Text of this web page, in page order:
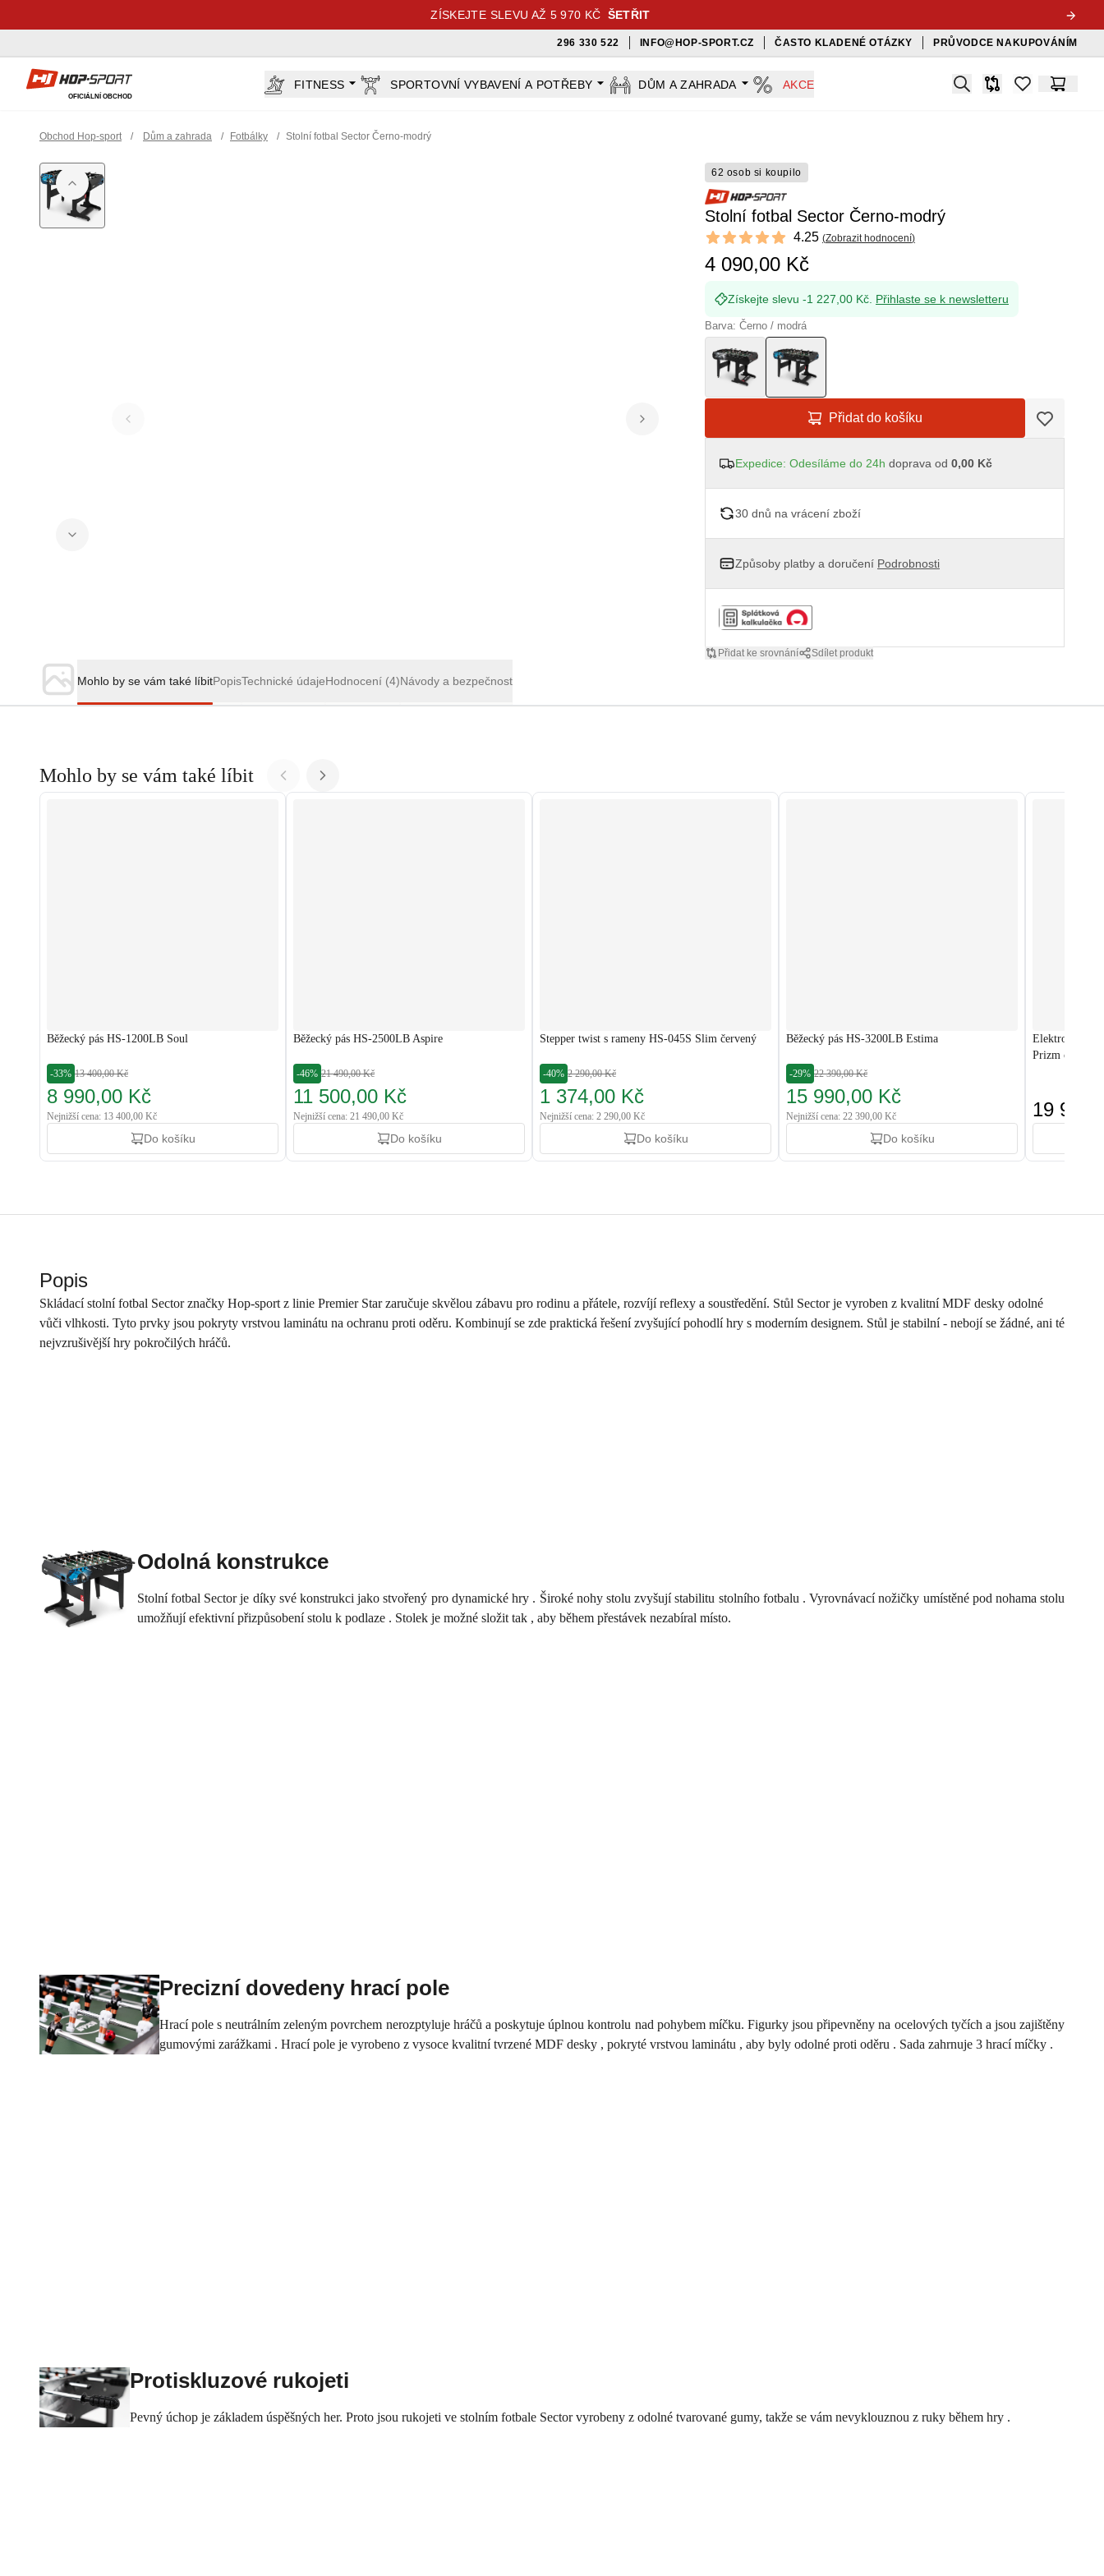
ZÍSKEJTE SLEVU AŽ 5 970 KČ ŠETŘIT
296 330 522 INFO@HOP-SPORT.CZ ČASTO KLADENÉ OTÁZKY PRŮVODCE NAKUPOVÁNÍM
Hop-Sport.cz
OFICIÁLNÍ OBCHOD
FITNESS SPORTOVNÍ VYBAVENÍ A POTŘEBY DŮM A ZAHRADA AKCE Search
Srovnávačitems inKošík
Obchod Hop-sport / Dům a zahrada / Fotbálky / Stolní fotbal Sector Černo-modrý
62 osob si koupilo
Stolní fotbal Sector Černo-modrý
Reviews
4.25 out of 5 stars 4.25 (Zobrazit hodnocení)
4 090,00 Kč
Získejte slevu -1 227,00 Kč. Přihlaste se k newsletteru
Barva: Černo / modrá
Přidat do košíku
Expedice: Odesíláme do 24h doprava od 0,00 Kč
30 dnů na vrácení zboží
Způsoby platby a doručení Podrobnosti
Přidat ke srovnání Sdílet produkt
Mohlo by se vám také líbitPopisTechnické údajeHodnocení (4)Návody a bezpečnost
Mohlo by se vám také líbit
Běžecký pás HS-1200LB Soul
-33% 13 400,00 Kč
8 990,00 Kč
Nejnižší cena: 13 400,00 Kč
Do košíku
Běžecký pás HS-2500LB Aspire
-46% 21 490,00 Kč
11 500,00 Kč
Nejnižší cena: 21 490,00 Kč
Do košíku
Stepper twist s rameny HS-045S Slim červený
-40% 2 290,00 Kč
1 374,00 Kč
Nejnižší cena: 2 290,00 Kč
Do košíku
Běžecký pás HS-3200LB Estima
-29% 22 390,00 Kč
15 990,00 Kč
Nejnižší cena: 22 390,00 Kč
Do košíku
Prizm černý
19
Popis
Skládací stolní fotbal Sector značky Hop-sport z linie Premier Star zaručuje skvělou zábavu pro rodinu a přátele, rozvíjí reflexy a soustředění. Stůl Sector je vyroben z kvalitní MDF desky odolné
vůči vlhkosti. Tyto prvky jsou pokryty vrstvou laminátu na ochranu proti oděru. Kombinují se zde praktická řešení zvyšující pohodlí hry s moderním designem. Stůl je stabilní - nebojí se žádné, ani té
nejvzrušivější hry pokročilých hráčů.
Odolná konstrukce
Stolnífotbal Sectorje díky své konstrukcijako stvořený pro dynamickéhry . Široké nohy stoluzvyšujístabilitu stolního fotbalu .Vyrovnávacínožičky umístěné pod nohamastolu
umožňují efektivnípřizpůsobenístolu k podlaze . Stolek je možné složit tak , aby během přestávek nezabíral místo.
Precizní dovedeny hrací pole
Hracípoles neutrálnímzelenýmpovrchem nerozptyluje hráčů a poskytujeúplnou kontrolu nad pohybem míčku. Figurkyjsou připevněnyna ocelových tyčích ajsou zajištěny
gumovými zarážkami . Hrací pole je vyrobeno z vysoce kvalitní tvrzené MDF desky , pokryté vrstvou laminátu , aby byly odolné proti oděru . Sada zahrnuje 3 hracímíčky .
Protiskluzové rukojeti
Pevný úchop je základem úspěšných her. Proto jsou rukojeti ve stolním fotbale Sectorvyrobeny z odolné tvarované gumy, takže se vám nevyklouznou z ruky během hry .